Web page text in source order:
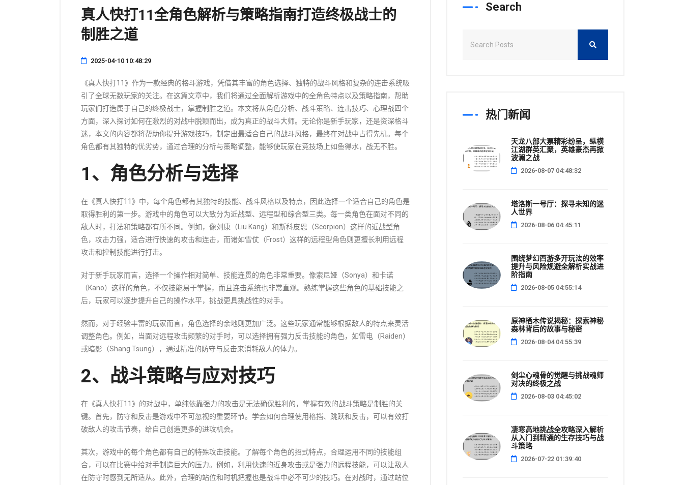
真人快打11全角色解析与策略指南打造终极战士的
制胜之道
2025-04-10 10:48:29
《真人快打11》作为一款经典的格斗游戏，凭借其丰富的角色选择、独特的战斗风格和复杂的连击系统吸
引了全球无数玩家的关注。在这篇文章中，我们将通过全面解析游戏中的全角色特点以及策略指南，帮助
玩家们打造属于自己的终极战士，掌握制胜之道。本文将从角色分析、战斗策略、连击技巧、心理战四个
方面，深入探讨如何在激烈的对战中脱颖而出，成为真正的战斗大师。无论你是新手玩家，还是资深格斗
迷，本文的内容都将帮助你提升游戏技巧，制定出最适合自己的战斗风格，最终在对战中占得先机。每个
角色都有其独特的优劣势，通过合理的分析与策略调整，能够使玩家在竞技场上如鱼得水，战无不胜。
1、角色分析与选择
在《真人快打11》中，每个角色都有其独特的技能、战斗风格以及特点，因此选择一个适合自己的角色是
取得胜利的第一步。游戏中的角色可以大致分为近战型、远程型和综合型三类。每一类角色在面对不同的
敌人时，打法和策略都有所不同。例如，像刘康（Liu Kang）和斯科皮恩（Scorpion）这样的近战型角
色，攻击力强，适合进行快速的攻击和连击，而诸如雪仗（Frost）这样的远程型角色则更擅长利用远程
攻击和控制技能进行打击。
对于新手玩家而言，选择一个操作相对简单、技能连贯的角色非常重要。像索尼娅（Sonya）和卡诺
（Kano）这样的角色，不仅技能易于掌握，而且连击系统也非常直观。熟练掌握这些角色的基础技能之
后，玩家可以逐步提升自己的操作水平，挑战更具挑战性的对手。
然而，对于经验丰富的玩家而言，角色选择的余地则更加广泛。这些玩家通常能够根据敌人的特点来灵活
调整角色。例如，当面对远程攻击频繁的对手时，可以选择拥有强力反击技能的角色，如雷电（Raiden）
或暗影（Shang Tsung），通过精准的防守与反击来消耗敌人的体力。
2、战斗策略与应对技巧
在《真人快打11》的对战中，单纯依靠强力的攻击是无法确保胜利的，掌握有效的战斗策略是制胜的关
键。首先，防守和反击是游戏中不可忽视的重要环节。学会如何合理使用格挡、跳跃和反击，可以有效打
破敌人的攻击节奏，给自己创造更多的进攻机会。
其次，游戏中的每个角色都有自己的特殊攻击技能。了解每个角色的招式特点，合理运用不同的技能组
合，可以在比赛中给对手制造巨大的压力。例如，利用快速的近身攻击或是强力的远程技能，可以让敌人
在防守时感到无所适从。此外，合理的站位和时机把握也是战斗中必不可少的技巧。在对战时，通过站位
Search
热门新闻
天龙八部大票精彩纷呈，纵横
江湖群英汇聚，英雄豪杰再掀
波澜之战
2026-08-07 04:48:32
塔洛斯一号厅：探寻未知的迷
人世界
2026-08-06 04:45:11
围绕梦幻西游多开玩法的效率
提升与风险规避全解析实战进
阶指南
2026-08-05 04:55:14
原神栖木传说揭秘：探索神秘
森林背后的故事与秘密
2026-08-04 04:55:39
剑尘心魂骨的觉醒与挑战魂师
对决的终极之战
2026-08-03 04:45:02
凄寒高地挑战全攻略深入解析
从入门到精通的生存技巧与战
斗策略
2026-07-22 01:39:40